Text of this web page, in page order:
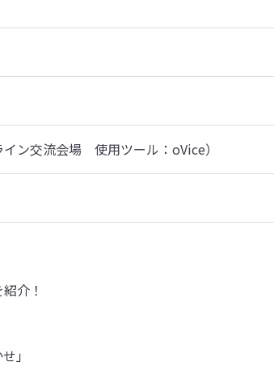
ン交流会場　使用ツール：oVice）
介！
」